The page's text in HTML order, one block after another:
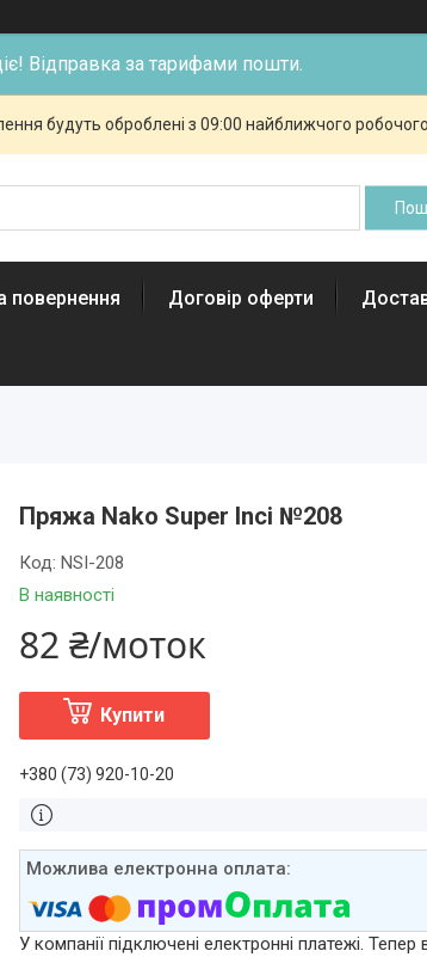
Відправка за тарифами пошти.
будуть оброблені з 09:00 найближчого
повернення Договір оферти
Пряжа Nako Super Inci №208
В наявності
Код: NSI-208
82 ₴/моток
Купити
+380 (73) 920-10-20
У компанії підключені електронні платежі.